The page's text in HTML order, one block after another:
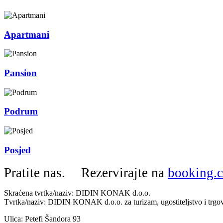
Apartmani
Pansion
Podrum
Posjed
Pratite nas. Rezervirajte na
Skraćena tvrtka/naziv: DIDIN KONAK d.o.o.
Tvrtka/naziv: DIDIN KONAK d.o.o. za turizam, ugostiteljstvo i
Ulica: Petefi Šandora 93